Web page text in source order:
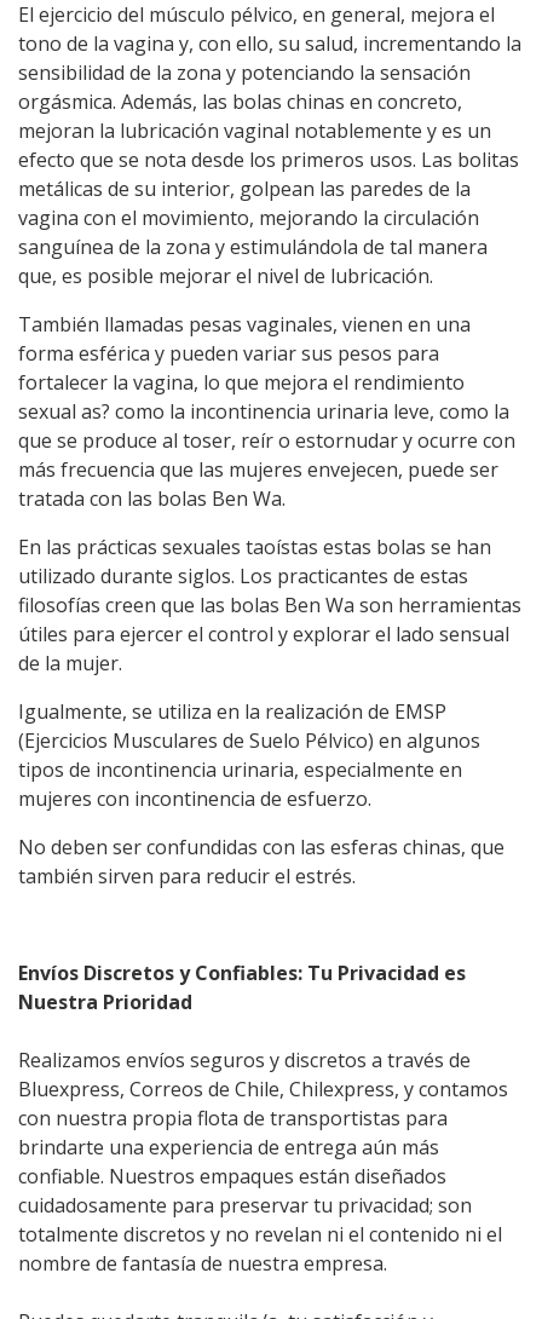
El ejercicio del músculo pélvico, en general, mejora el
tono de la vagina y, con ello, su salud, incrementando la
sensibilidad de la zona y potenciando la sensación
orgásmica. Además, las bolas chinas en concreto,
mejoran la lubricación vaginal notablemente y es un
efecto que se nota desde los primeros usos. Las bolitas
metálicas de su interior, golpean las paredes de la
vagina con el movimiento, mejorando la circulación
sanguínea de la zona y estimulándola de tal manera
que, es posible mejorar el nivel de lubricación.
También llamadas pesas vaginales, vienen en una
forma esférica y pueden variar sus pesos para
fortalecer la vagina, lo que mejora el rendimiento
sexual as? como la incontinencia urinaria leve, como la
que se produce al toser, reír o estornudar y ocurre con
más frecuencia que las mujeres envejecen, puede ser
tratada con las bolas Ben Wa.
En las prácticas sexuales taoístas estas bolas se han
utilizado durante siglos. Los practicantes de estas
filosofías creen que las bolas Ben Wa son herramientas
útiles para ejercer el control y explorar el lado sensual
de la mujer.
Igualmente, se utiliza en la realización de EMSP
(Ejercicios Musculares de Suelo Pélvico) en algunos
tipos de incontinencia urinaria, especialmente en
mujeres con incontinencia de esfuerzo.
No deben ser confundidas con las esferas chinas, que
también sirven para reducir el estrés.
Envíos Discretos y Confiables: Tu Privacidad es
Nuestra Prioridad
Realizamos envíos seguros y discretos a través de
Bluexpress, Correos de Chile, Chilexpress, y contamos
con nuestra propia flota de transportistas para
brindarte una experiencia de entrega aún más
confiable. Nuestros empaques están diseñados
cuidadosamente para preservar tu privacidad; son
totalmente discretos y no revelan ni el contenido ni el
nombre de fantasía de nuestra empresa.